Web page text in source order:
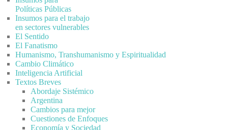
Políticas Públicas
Insumos para el trabajo
en sectores vulnerables
El Sentido
El Fanatismo
Humanismo, Transhumanismo y Espiritualidad
Cambio Climático
Inteligencia Artificial
Textos Breves
Abordaje Sistémico
Argentina
Cambios para mejor
Cuestiones de Enfoques
Economía y Sociedad